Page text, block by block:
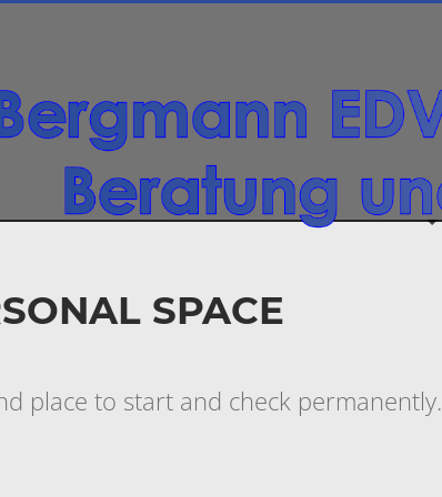
SPACE
place to start and check permanently.